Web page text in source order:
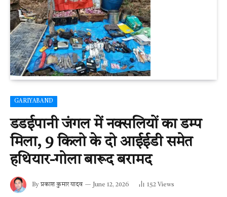
GARIYABAND
डडईपानी जंगल में नक्सलियों का डम्प
मिला, 9 किलो के दो आईईडी समेत
हथियार-गोला बारूद बरामद
By प्रकाश कुमार यादव June 12, 2026 152 Views